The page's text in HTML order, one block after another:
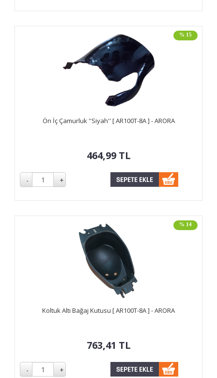
% 15
Ön İç Çamurluk ''Siyah'' [ AR100T-8A ] - ARORA
464,99 TL
% 14
Koltuk Altı Bağaj Kutusu [ AR100T-8A ] - ARORA
763,41 TL